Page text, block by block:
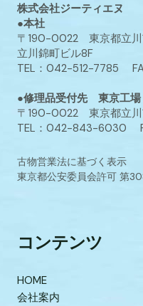
株式会社ジーティエヌ
●本社
〒190-0022 東京都立川
立川錦町ビル8F
TEL：042-512-7785
●修理品受付先 東京工場
〒190-0022 東京都立川
TEL：042-843-6030
古物営業法に基づく表示
東京都公安委員会許可 第
コンテンツ
HOME
会社案内